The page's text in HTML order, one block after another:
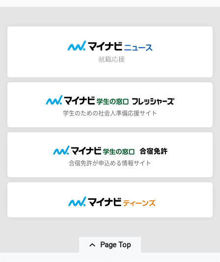
学生のための社会人準備応援サイト
合宿免許が申込める情報サイト
Page Top